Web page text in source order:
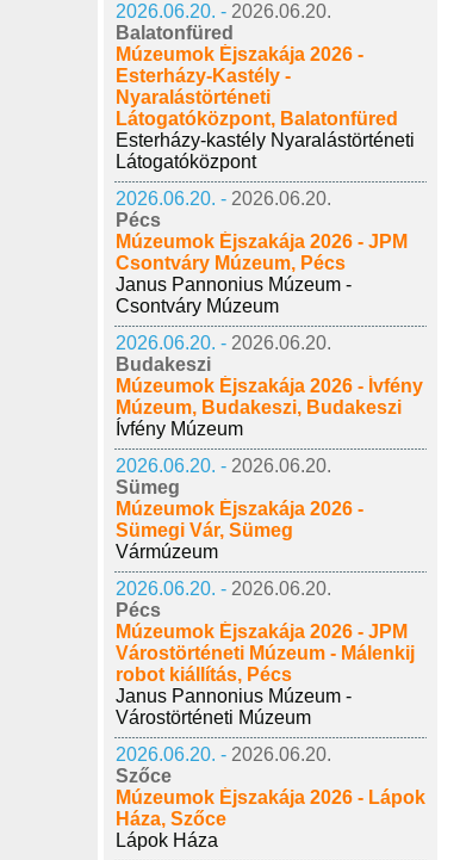
2026.06.20. - 2026.06.20.
Balatonfüred
Múzeumok Éjszakája 2026 -
Esterházy-Kastély -
Nyaralástörténeti
Látogatóközpont, Balatonfüred
Esterházy-kastély Nyaralástörténeti
Látogatóközpont
2026.06.20. - 2026.06.20.
Pécs
Múzeumok Éjszakája 2026 - JPM
Csontváry Múzeum, Pécs
Janus Pannonius Múzeum -
Csontváry Múzeum
2026.06.20. - 2026.06.20.
Budakeszi
Múzeumok Éjszakája 2026 - Ívfény
Múzeum, Budakeszi, Budakeszi
Ívfény Múzeum
2026.06.20. - 2026.06.20.
Sümeg
Múzeumok Éjszakája 2026 -
Sümegi Vár, Sümeg
Vármúzeum
2026.06.20. - 2026.06.20.
Pécs
Múzeumok Éjszakája 2026 - JPM
Várostörténeti Múzeum - Málenkij
robot kiállítás, Pécs
Janus Pannonius Múzeum -
Várostörténeti Múzeum
2026.06.20. - 2026.06.20.
Szőce
Múzeumok Éjszakája 2026 - Lápok
Háza, Szőce
Lápok Háza